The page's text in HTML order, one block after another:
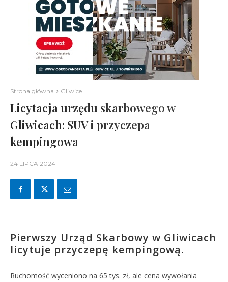
Strona główna Gliwice
Licytacja urzędu skarbowego w
Gliwicach: SUV i przyczepa
kempingowa
24 LIPCA 2024
Pierwszy Urząd Skarbowy w Gliwicach
licytuje przyczepę kempingową.
Ruchomość wyceniono na 65 tys. zł, ale cena wywołania